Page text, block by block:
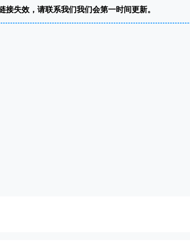
失效，请联系我们我们会第一时间更新。